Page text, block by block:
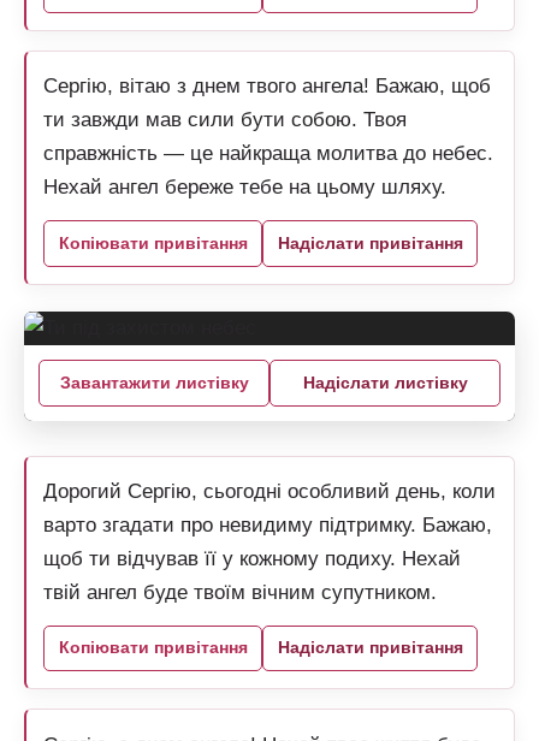
Сергію, вітаю з днем твого ангела! Бажаю, щоб
ти завжди мав сили бути собою. Твоя
справжність — це найкраща молитва до небес.
Нехай ангел береже тебе на цьому шляху.
Копіювати привітання Надіслати привітання
Завантажити листівку Надіслати листівку
Дорогий Сергію, сьогодні особливий день, коли
варто згадати про невидиму підтримку. Бажаю,
щоб ти відчував її у кожному подиху. Нехай
твій ангел буде твоїм вічним супутником.
Копіювати привітання Надіслати привітання